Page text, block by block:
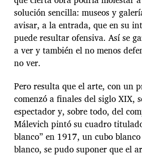
solución sencilla: museos y
avisar, a la entrada, que en su
puede resultar ofensiva. Así se
a ver y también el no menos
no ver.
Pero resulta que el arte, con un
comenzó a finales del siglo XIX,
espectador y, sobre todo, del
Málevich pintó su cuadro
blanco” en 1917, un cubo
blanco, se pudo suponer que el